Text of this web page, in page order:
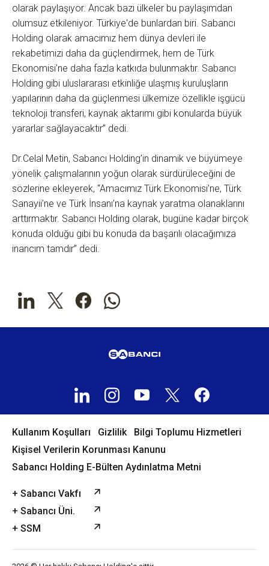
olarak paylaşıyor. Ancak bazı ülkeler bu paylaşımdan
olumsuz etkileniyor. Türkiye'de bunlardan biri. Sabancı
Holding olarak amacımız hem dünya devleri ile
rekabetimizi daha da güçlendirmek, hem de Türk
Ekonomisi’ne daha fazla katkıda bulunmaktır. Sabancı
Holding gibi uluslararası etkinliğe ulaşmış kuruluşların
yapılarının daha da güçlenmesi ülkemize özellikle işgücü
teknoloji transferi, kaynak aktarımı gibi konularda büyük
yararlar sağlayacaktır” dedi.
Dr.Celal Metin, Sabancı Holding’in dinamik ve büyümeye
yönelik çalışmalarının yoğun olarak sürdürüleceğini de
sözlerine ekleyerek, “Amacımız Türk Ekonomisi’ne, Türk
Sanayii’ne ve Türk İnsanı’na kaynak yaratma olanaklarını
arttırmaktır. Sabancı Holding olarak, bugüne kadar birçok
konuda olduğu gibi bu konuda da başarılı olacağımıza
inancım tamdır” dedi.
Kullanım Koşulları Gizlilik
Bilgi Toplumu Hizmetleri
Kişisel Verilerin Korunması Kanunu
Sabancı Holding E-Bülten Aydınlatma Metni
+ Sabancı Vakfı
+ Sabancı Üni.
+ SSM